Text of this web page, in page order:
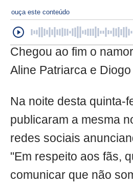
ouça este conteúdo
Chegou ao fim o
Aline Patriarca e
Na noite desta quinta-
publicaram a mesma
redes sociais
"Em respeito aos fãs,
comunicar que não